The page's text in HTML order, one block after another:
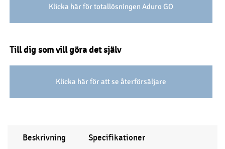
Klicka här för totallösningen Aduro GO
Till dig som vill göra det själv
Klicka här för att se återförsäljare
Beskrivning Specifikationer